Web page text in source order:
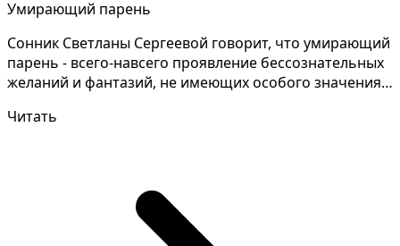
Умирающий парень
Сонник Светланы Сергеевой говорит, что умирающий
парень - всего-навсего проявление бессознательных
желаний и фантазий, не имеющих особого значения в
Читать